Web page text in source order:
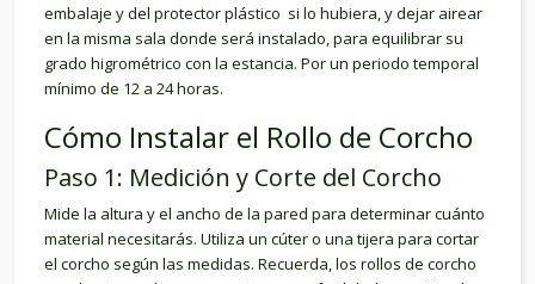
embalaje y del protector plástico si lo hubiera, y dejar airear
en la misma sala donde será instalado, para equilibrar su
grado higrométrico con la estancia. Por un periodo temporal
mínimo de 12 a 24 horas.
Cómo Instalar el Rollo de Corcho
Paso 1: Medición y Corte del Corcho
Mide la altura y el ancho de la pared para determinar cuánto
material necesitarás. Utiliza un cúter o una tijera para cortar
el corcho según las medidas. Recuerda, los rollos de corcho